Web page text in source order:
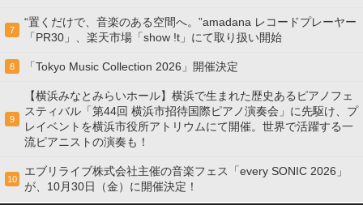
7
“置くだけで、音楽のある空間へ。”amadana レコードプレーヤー
「PR30」、楽天市場「show !t」にて取り扱い開始
8 「Tokyo Music Collection 2026」開催決定
9
【横浜みなとみらいホール】横浜で生まれた歴史あるピアノフェ
スティバル「第44回 横浜市招待国際ピアノ演奏会」に先駆け、プ
レイベントを横浜市役所アトリウムにて開催。世界で活躍する一
流ピアニストの演奏も！
10
エブリライブ株式会社主催の音楽フェス「every SONIC 2026」
が、10月30日（金）に開催決定！